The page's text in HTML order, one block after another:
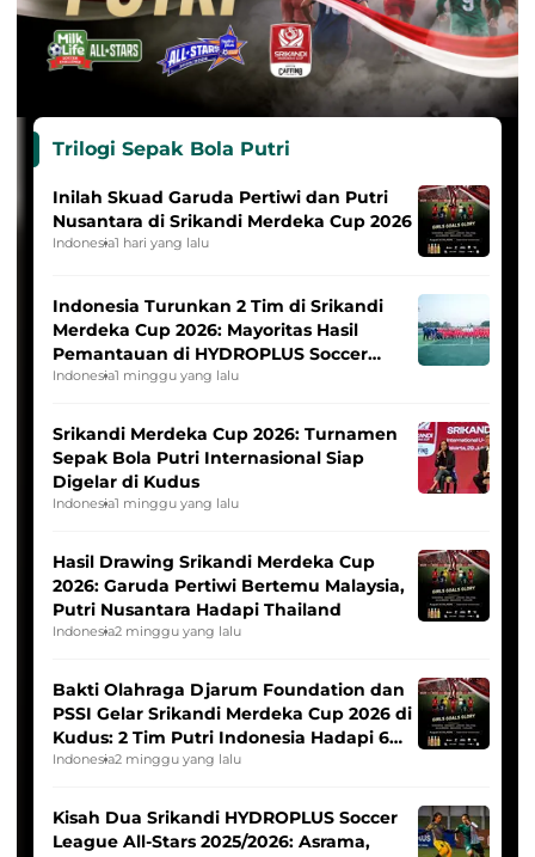
Trilogi Sepak Bola Putri
Inilah Skuad Garuda Pertiwi dan Putri
Nusantara di Srikandi Merdeka Cup 2026
Indonesia1 hari yang lalu
Indonesia Turunkan 2 Tim di Srikandi
Merdeka Cup 2026: Mayoritas Hasil
Pemantauan di HYDROPLUS Soccer
League
Indonesia1 minggu yang lalu
Srikandi Merdeka Cup 2026: Turnamen
Sepak Bola Putri Internasional Siap
Digelar di Kudus
Indonesia1 minggu yang lalu
Hasil Drawing Srikandi Merdeka Cup
2026: Garuda Pertiwi Bertemu Malaysia,
Putri Nusantara Hadapi Thailand
Indonesia2 minggu yang lalu
Bakti Olahraga Djarum Foundation dan
PSSI Gelar Srikandi Merdeka Cup 2026 di
Kudus: 2 Tim Putri Indonesia Hadapi 6
Tim Asia
Indonesia2 minggu yang lalu
Kisah Dua Srikandi HYDROPLUS Soccer
League All-Stars 2025/2026: Asrama,